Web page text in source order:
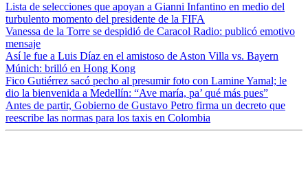
Lista de selecciones que apoyan a Gianni Infantino en medio del
turbulento momento del presidente de la FIFA
Vanessa de la Torre se despidió de Caracol Radio: publicó emotivo
mensaje
Así le fue a Luis Díaz en el amistoso de Aston Villa vs. Bayern
Múnich: brilló en Hong Kong
Fico Gutiérrez sacó pecho al presumir foto con Lamine Yamal; le
dio la bienvenida a Medellín: “Ave maría, pa’ qué más pues”
Antes de partir, Gobierno de Gustavo Petro firma un decreto que
reescribe las normas para los taxis en Colombia